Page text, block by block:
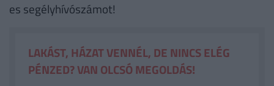
es segélyhívószámot!
LAKÁST, HÁZAT VENNÉL, DE NINCS ELÉG
PÉNZED? VAN OLCSÓ MEGOLDÁS!